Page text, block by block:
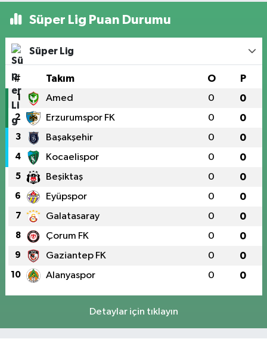
Süper Lig Puan Durumu
Süper Lig
# Takım O P
1 Amed 0 0
2 Erzurumspor FK 0 0
3 Başakşehir 0 0
4 Kocaelispor 0 0
5 Beşiktaş 0 0
6 Eyüpspor 0 0
7 Galatasaray 0 0
8 Çorum FK 0 0
9 Gaziantep FK 0 0
10 Alanyaspor 0 0
Detaylar için tıklayın